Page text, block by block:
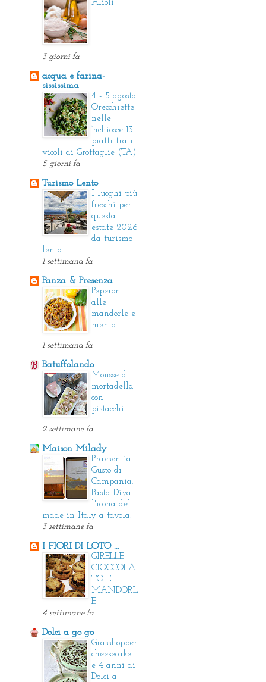
Alioli
3 giorni fa
acqua e farina-
sississima
4 - 5 agosto
Orecchiette
nelle
‘nchiosce 13
piatti tra i
vicoli di Grottaglie (TA)
5 giorni fa
Turismo Lento
I luoghi più
freschi per
questa
estate 2026
da turismo
lento
1 settimana fa
Panza & Presenza
Peperoni
alle
mandorle e
menta
1 settimana fa
Batuffolando
Mousse di
mortadella
con
pistacchi
2 settimane fa
Maison Milady
Praesentia.
Gusto di
Campania:
Pasta Diva
l'icona del
made in Italy a tavola.
3 settimane fa
I FIORI DI LOTO ...
GIRELLE
CIOCCOLA
TO E
MANDORL
E
4 settimane fa
Dolci a go go
Grasshopper
cheesecake
e 4 anni di
Dolci a